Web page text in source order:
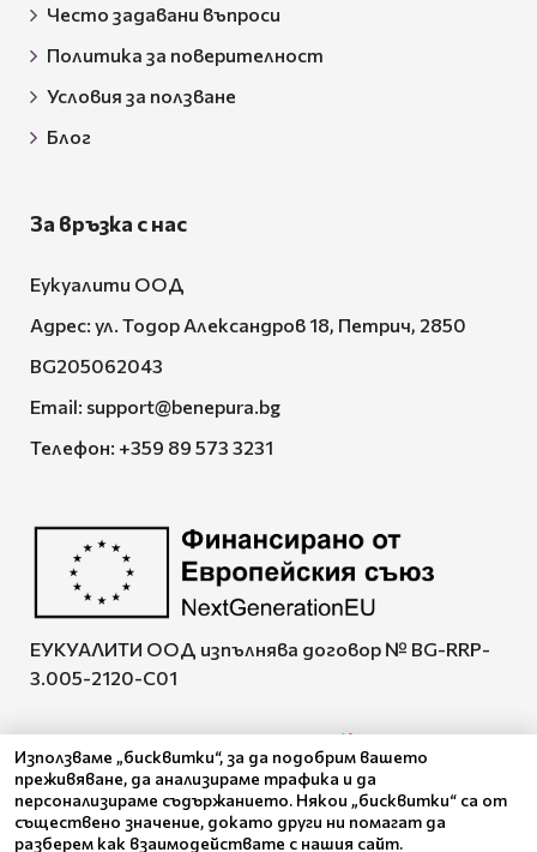
Често задавани въпроси
Политика за поверителност
Условия за ползване
Блог
За връзка с нас
Еукуалити ООД
Адрес: ул. Тодор Александров 18, Петрич, 2850
BG205062043
Email: support@benepura.bg
Телефон: +359 89 573 3231
ЕУКУАЛИТИ ООД изпълнява договор № BG-RRP-
3.005-2120-C01
Pazaruvaj - Надежден
помощник за покупки
Използваме „бисквитки“, за да подобрим вашето
преживяване, да анализираме трафика и да
персонализираме съдържанието. Някои „бисквитки“ са от
съществено значение, докато други ни помагат да
разберем как взаимодействате с нашия сайт.